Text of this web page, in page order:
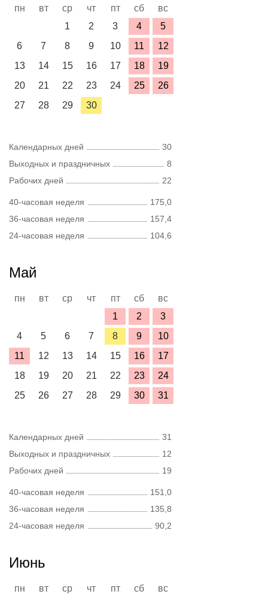
пн вт ср чт пт сб
вс
1
2 3 4
5
6
7 8 9 10 11
12
13
14 15 16 17 18
19
20
21 22 23 24 25
26
27
28 29 30
Календарных дней
30
Выходных и праздничных
8
Рабочих дней
22
40-часовая неделя
175,0
36-часовая неделя
157,4
24-часовая неделя
104,6
Май
пн вт ср чт пт сб
вс
1
2
3
4
5 6 7 8 9
10
11
12 13 14 15 16
17
18
19 20 21 22 23
24
25
26 27 28 29 30 31
Календарных дней
31
Выходных и праздничных
12
Рабочих дней
19
40-часовая неделя
151,0
36-часовая неделя
135,8
24-часовая неделя
90,2
Июнь
пн вт ср чт пт сб
вс